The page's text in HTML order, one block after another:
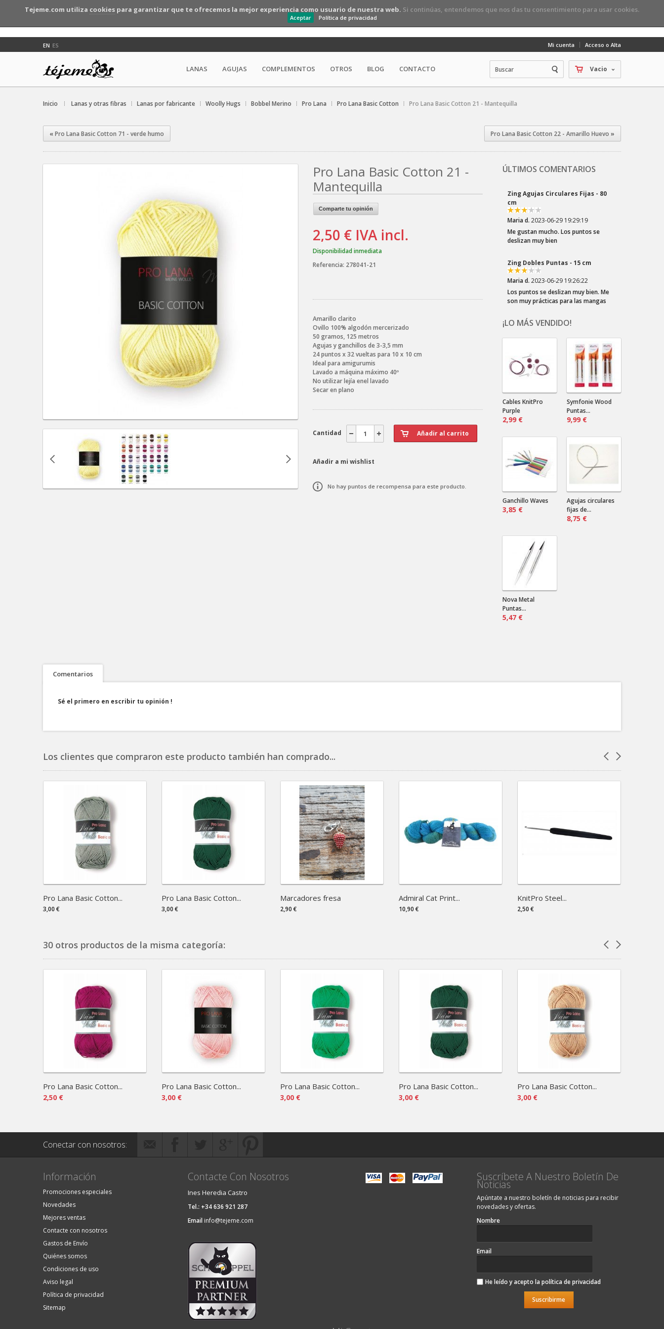
Tejeme.com utiliza cookies para garantizar que te ofrecemos la mejor experiencia como usuario de nuestra web. Si continúas, entendemos que nos das tu consentimiento para usar cookies.
Aceptar Política de privacidad
Mi cuenta Acceso o Alta
Vacio
EN ES
LANAS AGUJAS COMPLEMENTOS OTROS BLOG CONTACTO
Inicio Lanas y otras fibras Lanas por fabricante Woolly Hugs Bobbel Merino Pro Lana Pro Lana Basic Cotton Pro Lana Basic Cotton 21 - Mantequilla
«Pro Lana Basic Cotton 71 - verde humo Pro Lana Basic Cotton 22 - Amarillo Huevo »
ÚLTIMOS COMENTARIOS
Zing Agujas Circulares Fijas - 80
cm
Maria d. 2023-06-29 19:29:19
Me gustan mucho. Los puntos se
deslizan muy bien
Zing Dobles Puntas - 15 cm
Maria d. 2023-06-29 19:26:22
Los puntos se deslizan muy bien. Me
son muy prácticas para las mangas
2023-03-22 20:10:32
¡Los colores del Zauberball "Crazy"
son tan divertidos! Elegí esta lana por
el los azules...
Crazy Zauberball Malerwinkel
Dala .
2023-03-22 20:06:16
bien con un color liso oscuro.
¿Marino? ¿Negro? ¿Verde?...
Cardas de mano
2024-08-16 18:12:31
Envían a Uruguay? Que precio sería
por más de un par?
¡LO MÁS VENDIDO!
Cables KnitPro
Purple
2,99 €
Symfonie Wood
Puntas...
9,99 €
Ganchillo Waves
3,85 €
Agujas circulares
fijas de...
8,75 €
Nova Metal
Puntas...
5,47 €
Pro Lana Basic Cotton 21 -
Mantequilla
Comparte tu opinión
2,50 € IVA incl.
Disponibilidad inmediata
Referencia: 278041-21
Amarillo clarito
Ovillo 100% algodón mercerizado
50 gramos, 125 metros
Agujas y ganchillos de 3-3,5 mm
24 puntos x 32 vueltas para 10 x 10 cm
Ideal para amigurumis
Lavado a máquina máximo 40º
No utilizar lejía enel lavado
Secar en plano
Cantidad
Añadir a mi wishlist
No hay puntos de recompensa para este producto.
Comentarios
Sé el primero en escribir tu opinión !
Los clientes que compraron este producto también han comprado...
Pro Lana Basic Cotton...
3,00 €
Pro Lana Basic Cotton...
3,00 €
Marcadores fresa
2,90 €
Admiral Cat Print...
10,90 €
KnitPro Steel...
2,50 €
30 otros productos de la misma categoría:
Pro Lana Basic Cotton...
2,50 €
Pro Lana Basic Cotton...
3,00 €
Pro Lana Basic Cotton...
3,00 €
Pro Lana Basic Cotton...
3,00 €
Pro Lana Basic Cotton...
3,00 €
Conectar con nosotros:
Información
Promociones especiales
Novedades
Mejores ventas
Contacte con nosotros
Gastos de Envío
Quiénes somos
Condiciones de uso
Aviso legal
Política de privacidad
Sitemap
Contacte Con Nosotros
Ines Heredia Castro
Tel.: +34 636 921 287
Email info@tejeme.com
Suscríbete A Nuestro Boletín De
Noticias
Apúntate a nuestro boletín de noticias para recibir
novedades y ofertas.
Nombre
Email
He leído y acepto la política de privacidad
Suscribirme